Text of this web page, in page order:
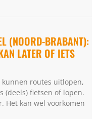
(NOORD-BRABANT):
LATER OF IETS
routes uitlopen,
(deels) fietsen of lopen.
Het kan wel voorkomen